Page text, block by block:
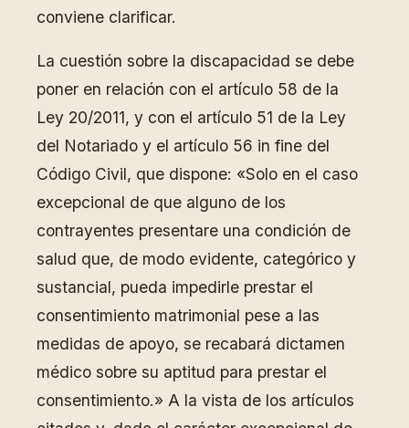
conviene clarificar.
La cuestión sobre la discapacidad se debe
poner en relación con el artículo 58 de la
Ley 20/2011, y con el artículo 51 de la Ley
del Notariado y el artículo 56 in fine del
Código Civil, que dispone: «Solo en el caso
excepcional de que alguno de los
contrayentes presentare una condición de
salud que, de modo evidente, categórico y
sustancial, pueda impedirle prestar el
consentimiento matrimonial pese a las
medidas de apoyo, se recabará dictamen
médico sobre su aptitud para prestar el
consentimiento.» A la vista de los artículos